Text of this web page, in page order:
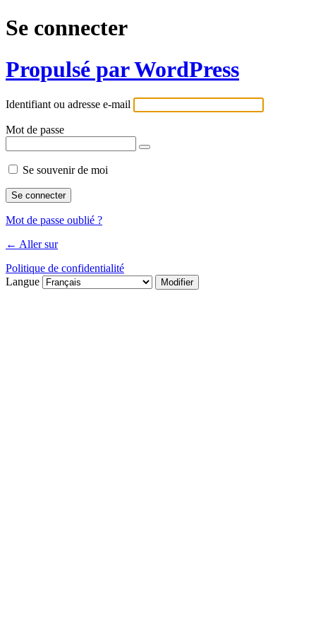
Se connecter
Propulsé par WordPress
Identifiant ou adresse e-mail
Mot de passe
Se souvenir de moi
Mot de passe oublié ?
← Aller sur
Politique de confidentialité
Langue